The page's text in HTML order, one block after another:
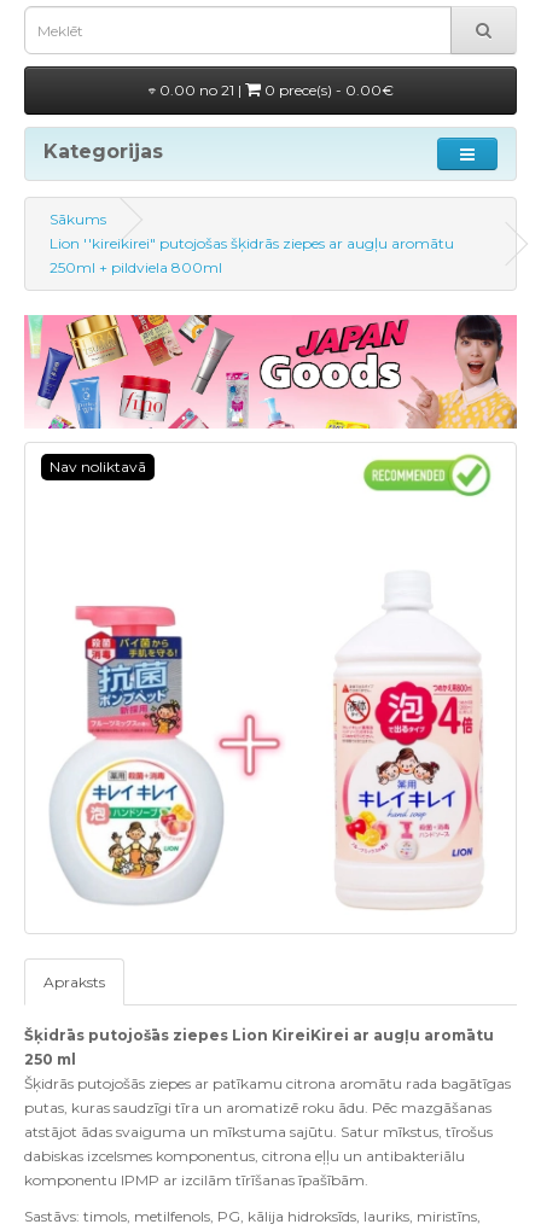
0.00 no 21 | 0 prece(s) - 0.00€
Kategorijas
Sākums
Lion ''kireikirei" putojošas šķidrās ziepes ar augļu aromātu
250ml + pildviela 800ml
Nav noliktavā
Apraksts
Šķidrās putojošās ziepes Lion KireiKirei ar augļu aromātu
250 ml
Šķidrās putojošās ziepes ar patīkamu citrona aromātu rada bagātīgas
putas, kuras saudzīgi tīra un aromatizē roku ādu. Pēc mazgāšanas
atstājot ādas svaiguma un mīkstuma sajūtu. Satur mīkstus, tīrošus
dabiskas izcelsmes komponentus, citrona eļļu un antibakteriālu
komponentu IPMP ar izcilām tīrīšanas īpašībām.
Sastāvs: timols, metilfenols, PG, kālija hidroksīds, lauriks, miristīns,